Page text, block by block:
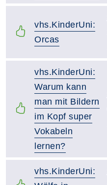
vhs.KinderUni:
Orcas
vhs.KinderUni:
Warum kann
man mit Bildern
im Kopf super
Vokabeln
lernen?
vhs.KinderUni: